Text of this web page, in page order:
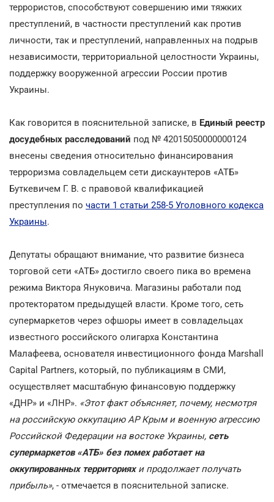
террористов, способствуют совершению ими тяжких
преступлений, в частности преступлений как против
личности, так и преступлений, направленных на подрыв
независимости, территориальной целостности Украины,
поддержку вооруженной агрессии России против
Украины.
Как говорится в пояснительной записке, в Единый реестр
досудебных расследований под № 42015050000000124
внесены сведения относительно финансирования
терроризма совладельцем сети дискаунтеров «АТБ»
Буткевичем Г. В. с правовой квалификацией
преступления по части 1 статьи 258-5 Уголовного кодекса
Украины.
Депутаты обращают внимание, что развитие бизнеса
торговой сети «АТБ» достигло своего пика во времена
режима Виктора Януковича. Магазины работали под
протекторатом предыдущей власти. Кроме того, сеть
супермаркетов через офшоры имеет в совладельцах
известного российского олигарха Константина
Малафеева, основателя инвестиционного фонда Marshall
Capital Partners, который, по публикациям в СМИ,
осуществляет масштабную финансовую поддержку
«ДНР» и «ЛНР». «Этот факт объясняет, почему, несмотря
на российскую оккупацию АР Крым и военную агрессию
Российской Федерации на востоке Украины, сеть
супермаркетов «АТБ» без помех работает на
оккупированных территориях и продолжает получать
прибыль», - отмечается в пояснительной записке.